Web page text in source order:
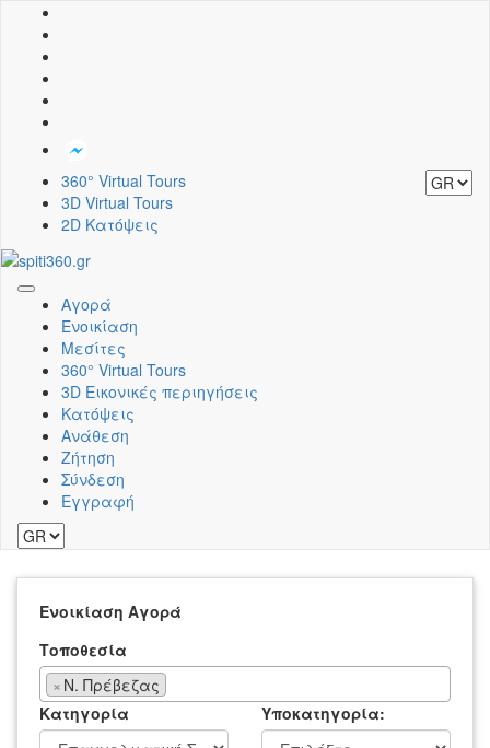
360° Virtual Tours
3D Virtual Tours
2D Κατόψεις
Toggle
navigation
Αγορά
Ενοικίαση
Μεσίτες
360° Virtual Tours
3D Εικονικές περιηγήσεις
Κατόψεις
Ανάθεση
Ζήτηση
Σύνδεση
Εγγραφή
Ενοικίαση Αγορά
Τοποθεσία
× Ν. Πρέβεζας
Κατηγορία
Υποκατηγορία: